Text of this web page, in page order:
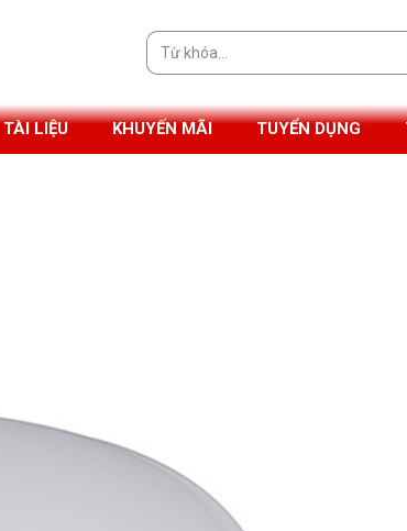
Tìm
kiếm:
TÀI LIỆU KHUYẾN MÃI TUYỂN DỤNG